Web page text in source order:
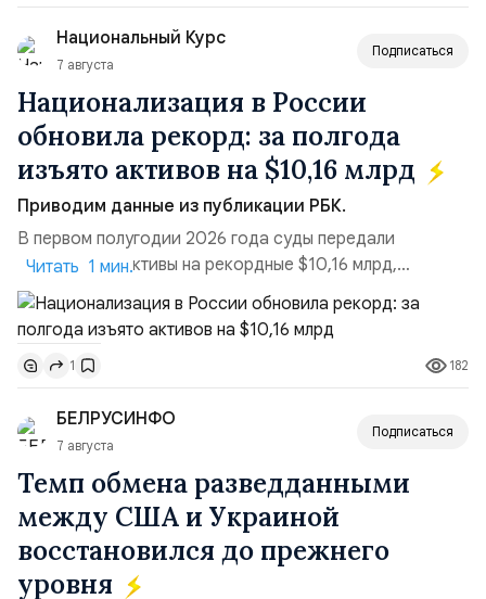
блокировки сайтов, необходимость осваивать VPN и
российские платформы.Что из этого бье...
Национальный Курс
7 августа
Подписаться
Национализация в России
обновила рекорд: за полгода
изъято активов на $10,16 млрд
Приводим данные из публикации РБК.
В первом полугодии 2026 года суды передали
государству активы на рекордные $10,16 млрд,
подсчитали аналитики AK&M. Это в 2,5 раза больше,
чем за аналогичный период 2025 года ($3,95 млрд).
Всего зафиксировано 15 национализационных
транзакций, которые обеспечили 42,2% денежного
объёма всего российского рынка слияний и
поглощений. Крупнейшей ...
Читать 1 мин.
1 182
БЕЛРУСИНФО
7 августа
Подписаться
Темп обмена разведданными
между США и Украиной
восстановился до прежнего
уровня